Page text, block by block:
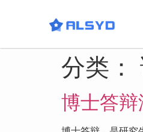
分类：
博士答